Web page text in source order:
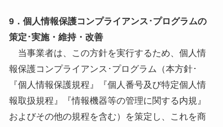
9．個人情報保護コンプライアンス･プログラムの
策定･実施・維持・改善
当事業者は、この方針を実行するため、個人情
報保護コンプライアンス･プログラム（本方針･
『個人情報保護規程』『個人番号及び特定個人情
報取扱規程』『情報機器等の管理に関する内規』
およびその他の規程を含む）を策定し、これを商